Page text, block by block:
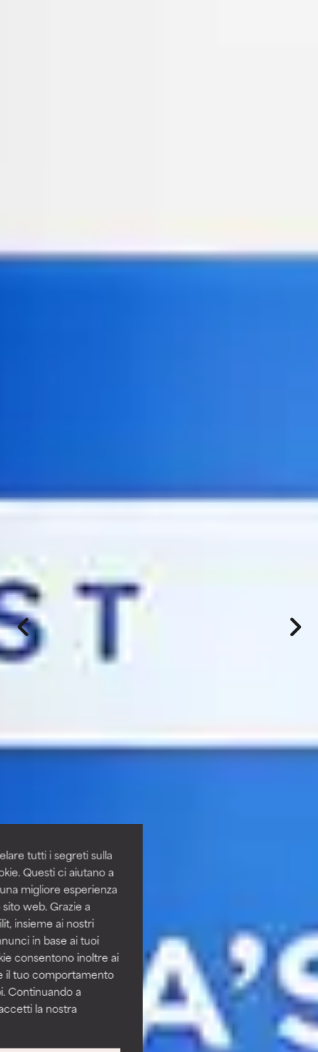
tutti i segreti sulla
Questi ci aiutano a
migliore esperienza
web. Grazie a
insieme ai nostri
in base ai tuoi
consentono inoltre ai
il tuo comportamento
Continuando a
la nostra